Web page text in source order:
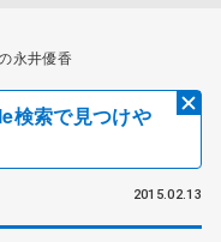
永井優香
検索で見つけや
2015.02.13